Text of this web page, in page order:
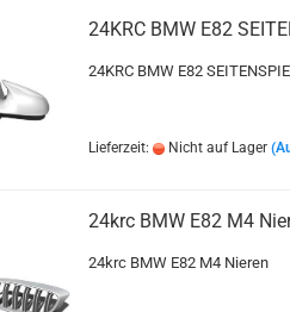
24KRC BMW E82
24KRC BMW E82
Lieferzeit: Nicht auf Lager
24krc BMW E82 M4
24krc BMW E82 M4 Nieren